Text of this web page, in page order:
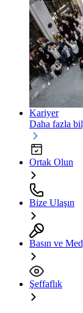
Kariyer
Daha fazla
Ortak Olun
Bize Ulaşın
Basın ve
Şeffaflık